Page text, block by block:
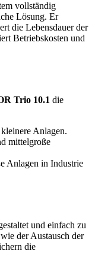
vollständig
Lösung. Er
die Lebensdauer der
Betriebskosten und
Trio 10.1 die
Anlagen.
mittelgroße
Anlagen in Industrie
und einfach zu
der Austausch der
die